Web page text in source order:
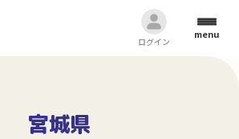
ログイン
menu
宮城県